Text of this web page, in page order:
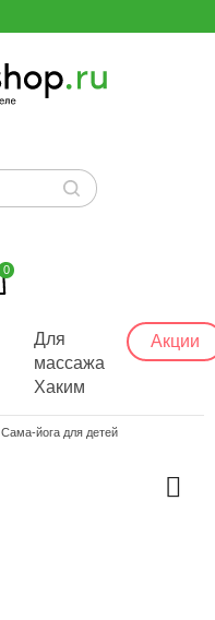
0
Для
массажа
Хаким
Акции
Сама-йога для детей